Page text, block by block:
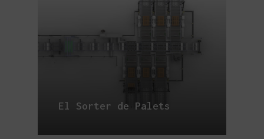
El Sorter de Palets